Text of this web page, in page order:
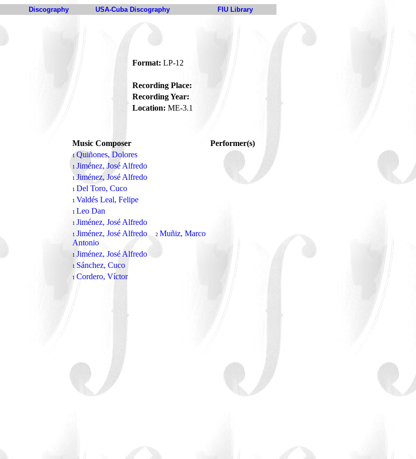
Discography USA-Cuba Discography FIU Library
Format: LP-12
Recording Place:
Recording Year:
Location: ME-3.1
Music Composer
Performer(s)
1 Quiñones, Dolores
1 Jiménez, José Alfredo
1Jiménez, José Alfredo
1 Del Toro, Cuco
1 Valdés Leal, Felipe
1 Leo Dan
1 Jiménez, José Alfredo
1 Jiménez, José Alfredo 2 Muñiz, Marco
Antonio
1 Jiménez, José Alfredo
1 Sánchez, Cuco
1 Cordero, Víctor